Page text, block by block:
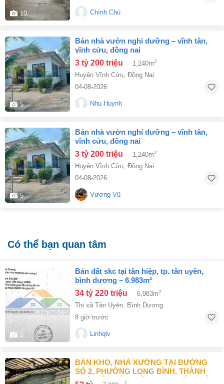
10 Chính Chủ
5
bán nhà vườn nghỉ dưỡng – vĩnh tân,
vĩnh cửu, đồng nai
3 tỷ 200 triệu 1,240m2
Huyện Vĩnh Cửu Đồng Nai
04-08-2026
Nhu Huynh
5
bán nhà vườn nghỉ dưỡng – vĩnh tân,
vĩnh cửu, đồng nai
3 tỷ 200 triệu 1,240m2
Huyện Vĩnh Cửu Đồng Nai
04-08-2026
Vương Vũ
Có thể bạn quan tâm
5
bán đất skc tại tân hiệp, tp. tân uyên,
bình dương – 6.983m²
34 tỷ 220 triệu 6,983m2
Thị xã Tân Uyên Bình Dương
8 giờ trước
Linhqlv
BÁN KHO, NHÀ XƯỞNG TẠI ĐƯỜNG
SỐ 2, PHƯỜNG LONG BÌNH, THÀNH
PHỐ BIÊN HÒA, ĐỒNG NAI GIÁ 52 TỶ